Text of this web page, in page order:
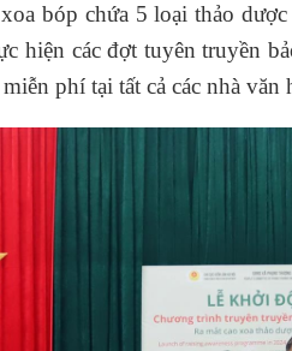
bóp chứa 5 loại thảo
hiện các đợt tuyên truyền
phí tại tất cả các nhà